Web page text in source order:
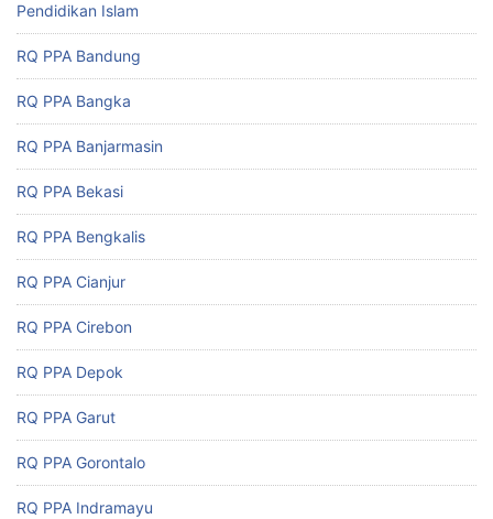
Pendidikan Islam
RQ PPA Bandung
RQ PPA Bangka
RQ PPA Banjarmasin
RQ PPA Bekasi
RQ PPA Bengkalis
RQ PPA Cianjur
RQ PPA Cirebon
RQ PPA Depok
RQ PPA Garut
RQ PPA Gorontalo
RQ PPA Indramayu